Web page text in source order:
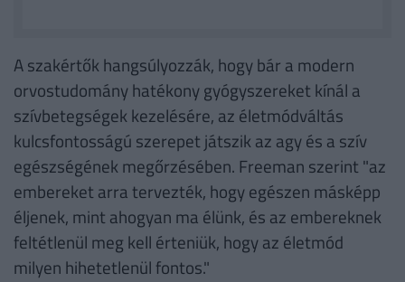
A szakértők hangsúlyozzák, hogy bár a modern
orvostudomány hatékony gyógyszereket kínál a
szívbetegségek kezelésére, az életmódváltás
kulcsfontosságú szerepet játszik az agy és a szív
egészségének megőrzésében. Freeman szerint "az
embereket arra tervezték, hogy egészen másképp
éljenek, mint ahogyan ma élünk, és az embereknek
feltétlenül meg kell érteniük, hogy az életmód
milyen hihetetlenül fontos."